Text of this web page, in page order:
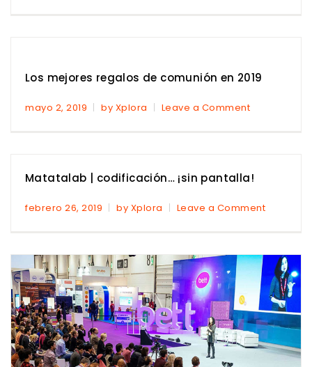
Los mejores regalos de comunión en 2019
mayo 2, 2019 by Xplora Leave a Comment
Matatalab | codificación… ¡sin pantalla!
febrero 26, 2019 by Xplora Leave a Comment